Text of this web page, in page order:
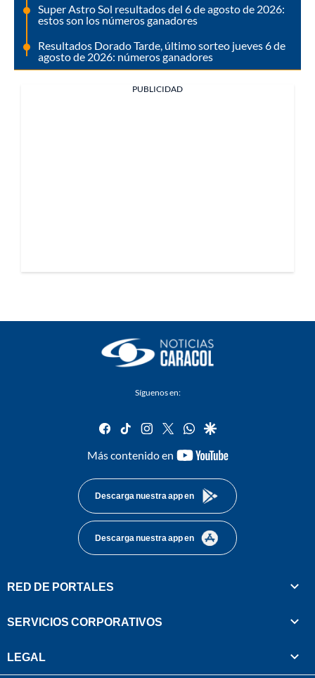
Super Astro Sol resultados del 6 de agosto de 2026:
estos son los números ganadores
Resultados Dorado Tarde, último sorteo jueves 6 de
agosto de 2026: números ganadores
PUBLICIDAD
Síguenos en:
facebook
tiktok instagram
twitterwhatsapp
google
Más contenido en
youtube-
Descarga nuestra app en
Descarga nuestra app en
RED DE PORTALES
SERVICIOS CORPORATIVOS
LEGAL